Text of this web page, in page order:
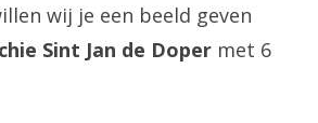
wij je een beeld geven
Sint Jan de Doper met 6